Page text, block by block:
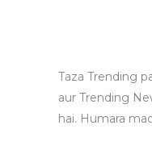
Taza Trending
aur Trending
hai. Humara